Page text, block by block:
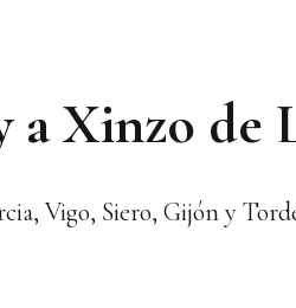
a Xinzo de
Vigo, Siero, Gijón y